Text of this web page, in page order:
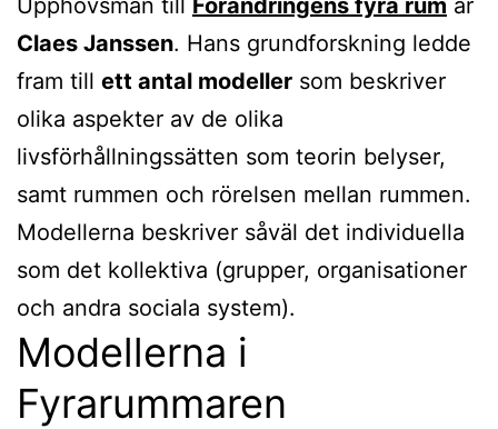
Claes Janssen. Hans grundforskning ledde
fram till ett antal modeller som beskriver
olika aspekter av de olika
livsförhållningssätten som teorin belyser,
samt rummen och rörelsen mellan rummen.
Modellerna beskriver såväl det individuella
som det kollektiva (grupper, organisationer
och andra sociala system).
Modellerna i
Fyrarummaren